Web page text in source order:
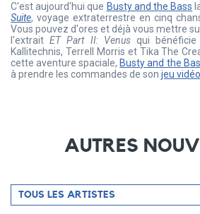
C'est aujourd'hui que Busty and the Bass
Suite, voyage extraterrestre en cinq
Vous pouvez d'ores et déjà vous mettre
l'extraitET Part II: Venusqui bénéficie
Kallitechnis, Terrell Morris et Tika The
cette aventure spaciale, Busty and the
à prendre les commandes de son jeu vidéo
AUTRES
Filtrer
par
TOUS LES ARTISTES